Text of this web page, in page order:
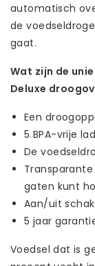
automatisch
de
gaat.
Wat zijn de
Deluxe
Een
5 BPA-vrije
De
gaten kunt
Aan/uit
5 jaar
Voedsel dat is